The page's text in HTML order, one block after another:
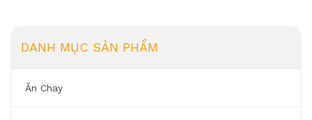
DANH MỤC SẢN PHẨM
Ăn Chay